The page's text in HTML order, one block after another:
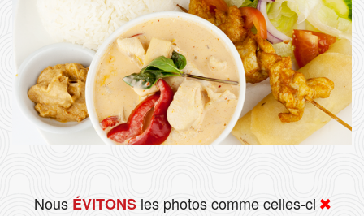
Nous ÉVITONSles photos comme celles-ci